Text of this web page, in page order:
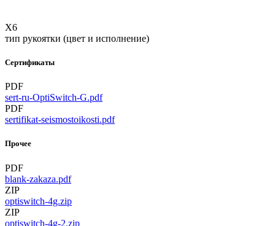
Х6
тип рукоятки (цвет и исполнение)
Сертификаты
PDF
sert-ru-OptiSwitch-G.pdf
PDF
sertifikat-seismostoikosti.pdf
Прочее
PDF
blank-zakaza.pdf
ZIP
optiswitch-4g.zip
ZIP
optiswitch-4g-2.zip